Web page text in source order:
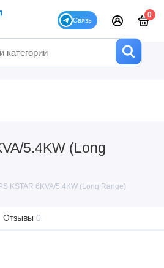
0
5.4KW (Long
KSTAR 6KVA/5.4KW (Long Range)
Отзывы 0